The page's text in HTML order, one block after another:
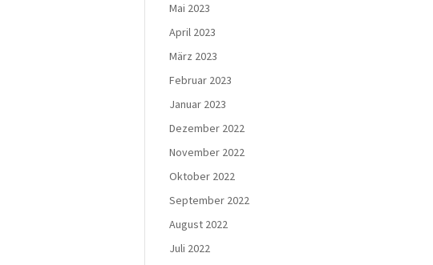
Mai 2023
April 2023
März 2023
Februar 2023
Januar 2023
Dezember 2022
November 2022
Oktober 2022
September 2022
August 2022
Juli 2022